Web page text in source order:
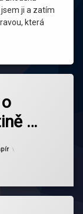
ji a zatím
která
…
2011